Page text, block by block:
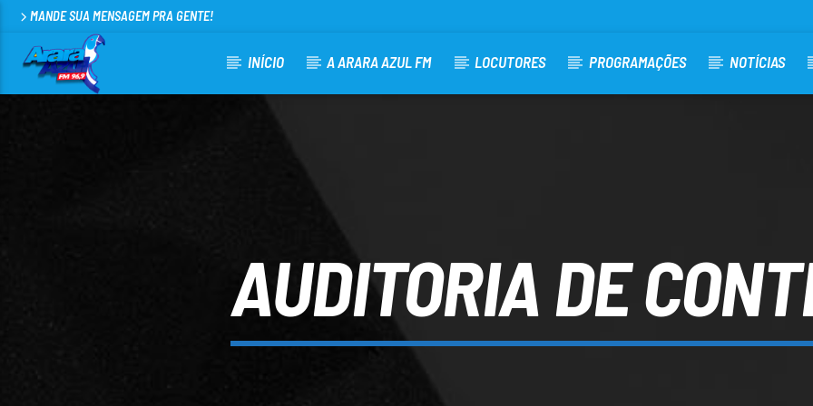
MANDE SUA MENSAGEM PRA GENTE!
INÍCIO A ARARA AZUL FM LOCUTORES PROGRAMAÇÕES NOTÍCIAS
AUDITORIA DE